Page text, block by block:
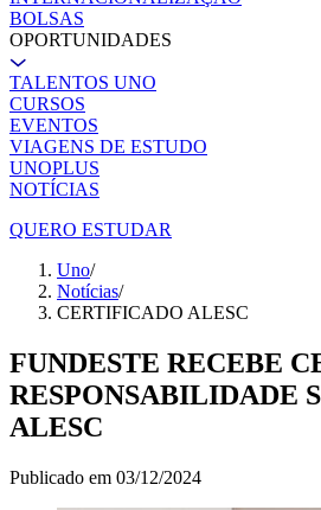
BOLSAS
OPORTUNIDADES
TALENTOS UNO
CURSOS
EVENTOS
VIAGENS DE ESTUDO
UNOPLUS
NOTÍCIAS
QUERO ESTUDAR
Uno/
Notícias/
CERTIFICADO ALESC
FUNDESTE RECEBE
RESPONSABILIDADE
ALESC
Publicado em 03/12/2024